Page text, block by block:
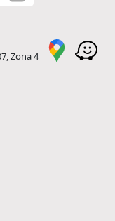
Zona 4